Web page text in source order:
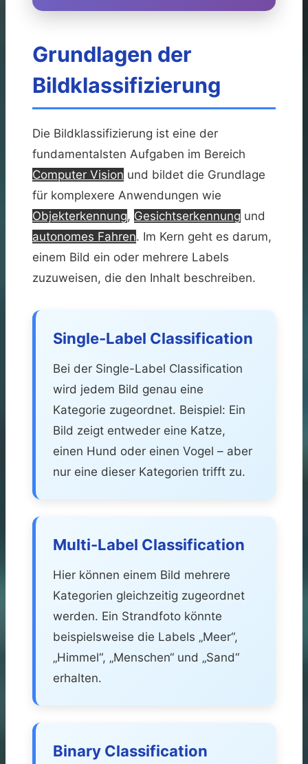
Grundlagen der
Bildklassifizierung
Die Bildklassifizierung ist eine der
fundamentalsten Aufgaben im Bereich
Computer Vision und bildet die Grundlage
für komplexere Anwendungen wie
Objekterkennung, Gesichtserkennung und
autonomes Fahren. Im Kern geht es darum,
einem Bild ein oder mehrere Labels
zuzuweisen, die den Inhalt beschreiben.
Single-Label Classification
Bei der Single-Label Classification
wird jedem Bild genau eine
Kategorie zugeordnet. Beispiel: Ein
Bild zeigt entweder eine Katze,
einen Hund oder einen Vogel – aber
nur eine dieser Kategorien trifft zu.
Multi-Label Classification
Hier können einem Bild mehrere
Kategorien gleichzeitig zugeordnet
werden. Ein Strandfoto könnte
beispielsweise die Labels „Meer“,
„Himmel“, „Menschen“ und „Sand“
erhalten.
Binary Classification